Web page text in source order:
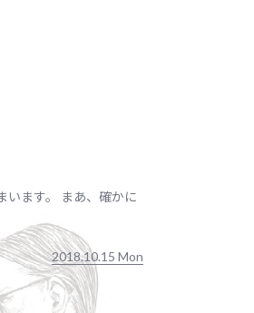
います。 まあ、確かに
2018.10.15 Mon